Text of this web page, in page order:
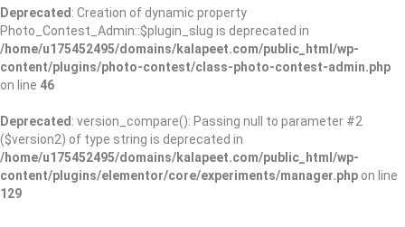
Deprecated : Creation of dynamic property
Photo_Contest_Admin::$plugin_slug is deprecated in
/home/u175452495/domains/kalapeet.com/public_html/wp-
content/plugins/photo-contest/class-photo-contest-admin.php
on line 46
Deprecated : version_compare(): Passing null to parameter #2
($version2) of type string is deprecated in
/home/u175452495/domains/kalapeet.com/public_html/wp-
content/plugins/elementor/core/experiments/manager.php on line
129